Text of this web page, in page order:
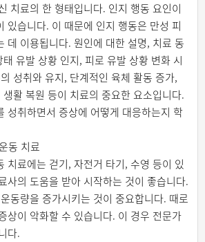
치료의 한 형태입니다. 인지 행동 요인이
있습니다. 이 때문에 인지 행동은 만성 피
데 이용됩니다. 원인에 대한 설명, 치료 동
유발 상황 인지, 피로 유발 상황 변화 시
성취와 유지, 단계적인 육체 활동 증가,
활 복원 등이 치료의 중요한 요소입니다.
성취하면서 증상에 어떻게 대응하는지 학
동 치료
치료에는 걷기, 자전거 타기, 수영 등이 있
사의 도움을 받아 시작하는 것이 좋습니다.
동량을 증가시키는 것이 중요합니다. 때로
상이 악화할 수 있습니다. 이 경우 전문가
다.